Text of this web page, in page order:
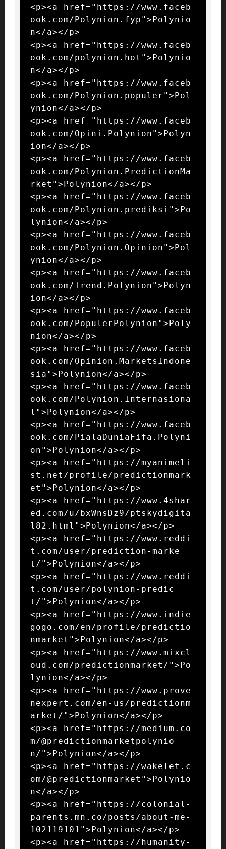
<p><a href="https://www.faceb
ook.com/Polynion.fyp">Polynio
n</a></p>
<p><a href="https://www.faceb
ook.com/polynion.hot">Polynio
n</a></p>
<p><a href="https://www.faceb
ook.com/Polynion.populer">Pol
ynion</a></p>
<p><a href="https://www.faceb
ook.com/Opini.Polynion">Polyn
ion</a></p>
<p><a href="https://www.faceb
ook.com/Polynion.PredictionMa
rket">Polynion</a></p>
<p><a href="https://www.faceb
ook.com/Polynion.prediksi">Po
lynion</a></p>
<p><a href="https://www.faceb
ook.com/Polynion.Opinion">Pol
ynion</a></p>
<p><a href="https://www.faceb
ook.com/Trend.Polynion">Polyn
ion</a></p>
<p><a href="https://www.faceb
ook.com/PopulerPolynion">Poly
nion</a></p>
<p><a href="https://www.faceb
ook.com/Opinion.MarketsIndone
sia">Polynion</a></p>
<p><a href="https://www.faceb
ook.com/Polynion.Internasiona
l">Polynion</a></p>
<p><a href="https://www.faceb
ook.com/PialaDuniaFifa.Polyni
on">Polynion</a></p>
<p><a href="https://myanimeli
st.net/profile/predictionmark
et">Polynion</a></p>
<p><a href="https://www.4shar
ed.com/u/bxWnsDz9/ptskydigita
l82.html">Polynion</a></p>
<p><a href="https://www.reddi
t.com/user/prediction-marke
t/">Polynion</a></p>
<p><a href="https://www.reddi
t.com/user/polynion-predic
t/">Polynion</a></p>
<p><a href="https://www.indie
gogo.com/en/profile/predictio
nmarket">Polynion</a></p>
<p><a href="https://www.mixcl
oud.com/predictionmarket/">Po
lynion</a></p>
<p><a href="https://www.prove
nexpert.com/en-us/predictionm
arket/">Polynion</a></p>
<p><a href="https://medium.co
m/@predictionmarketpolynio
n/">Polynion</a></p>
<p><a href="https://wakelet.c
om/@predictionmarket">Polynio
n</a></p>
<p><a href="https://colonial-
parents.mn.co/posts/about-me-
102119101">Polynion</a></p>
<p><a href="https://humanity-